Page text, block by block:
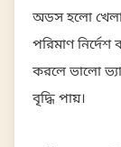
অডস হলো
পরিমাণ
করলে ভালো
বৃদ্ধি পায়।